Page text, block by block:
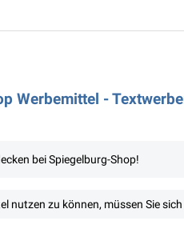
Werbemittel -
bei Spiegelburg-Shop!
nutzen zu können, müssen Sie